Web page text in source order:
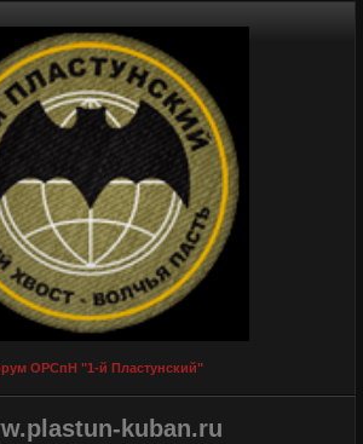
ОРСпН "1-й Пластунский"
kuban.ru